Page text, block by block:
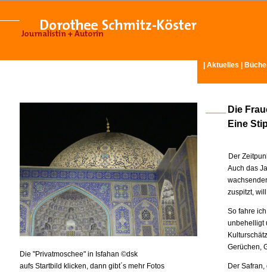
Aktuelles
Die "Privatmoschee" in Isfahan ©dsk
aufs Startbild klicken, dann gibt´s mehr Fotos
Die
Eine
Der
Auch das
zuspitzt,
So fahre
unbehelligt
Gerüchen,
Der